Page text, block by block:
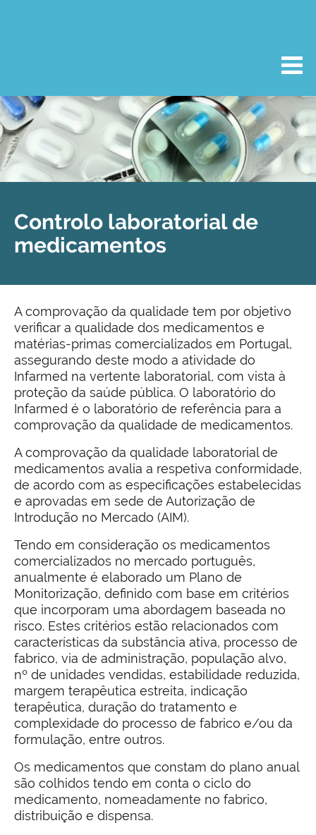
Controlo laboratorial de
medicamentos
A comprovação da qualidade tem por objetivo
verificar a qualidade dos medicamentos e
matérias-primas comercializados em Portugal,
assegurando deste modo a atividade do
Infarmed na vertente laboratorial, com vista à
proteção da saúde pública. O laboratório do
Infarmed é o laboratório de referência para a
comprovação da qualidade de medicamentos.
A comprovação da qualidade laboratorial de
medicamentos avalia a respetiva conformidade,
de acordo com as especificações estabelecidas
e aprovadas em sede de Autorização de
Introdução no Mercado (AIM).
Tendo em consideração os medicamentos
comercializados no mercado português,
anualmente é elaborado um Plano de
Monitorização, definido com base em critérios
que incorporam uma abordagem baseada no
risco. Estes critérios estão relacionados com
características da substância ativa, processo de
fabrico, via de administração, população alvo,
nº de unidades vendidas, estabilidade reduzida,
margem terapêutica estreita, indicação
terapêutica, duração do tratamento e
complexidade do processo de fabrico e/ou da
formulação, entre outros.
Os medicamentos que constam do plano anual
são colhidos tendo em conta o ciclo do
medicamento, nomeadamente no fabrico,
distribuição e dispensa.